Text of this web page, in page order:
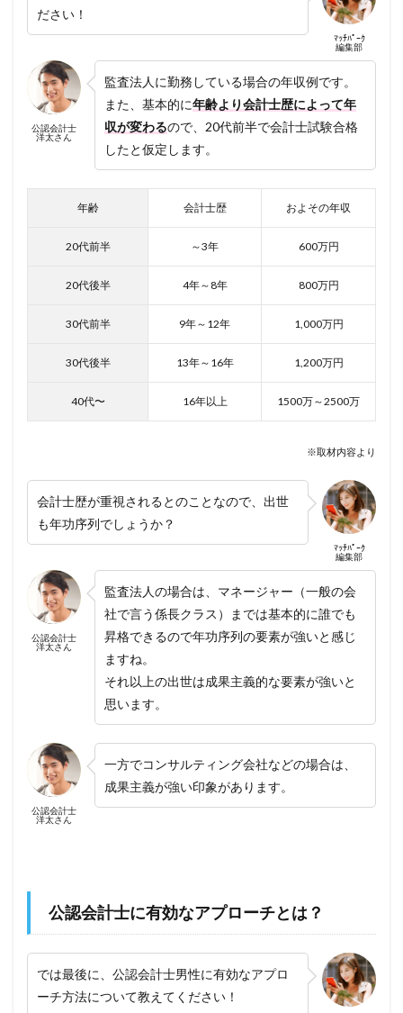
ﾏｯﾁﾊﾟｰｸ
編集部
ださい！
公認会計士
洋太さん
監査法人に勤務している場合の年収例です。
また、基本的に年齢より会計士歴によって年
収が変わるので、20代前半で会計士試験合格
したと仮定します。
年齢 会計士歴 およその年収
20代前半 ～3年 600万円
20代後半 4年～8年 800万円
30代前半 9年～12年 1,000万円
30代後半 13年～16年 1,200万円
40代〜 16年以上 1500万～2500万
※取材内容より
ﾏｯﾁﾊﾟｰｸ
編集部
会計士歴が重視されるとのことなので、出世
も年功序列でしょうか？
公認会計士
洋太さん
監査法人の場合は、マネージャー（一般の会
社で言う係長クラス）までは基本的に誰でも
昇格できるので年功序列の要素が強いと感じ
ますね。
それ以上の出世は成果主義的な要素が強いと
思います。
公認会計士
洋太さん
一方でコンサルティング会社などの場合は、
成果主義が強い印象があります。
公認会計士に有効なアプローチとは？
では最後に、公認会計士男性に有効なアプロ
ーチ方法について教えてください！